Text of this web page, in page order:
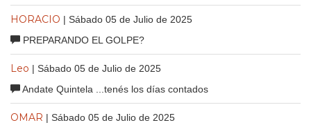
HORACIO | Sábado 05 de Julio de 2025
PREPARANDO EL GOLPE?
Leo | Sábado 05 de Julio de 2025
Andate Quintela ...tenés los días contados
OMAR | Sábado 05 de Julio de 2025